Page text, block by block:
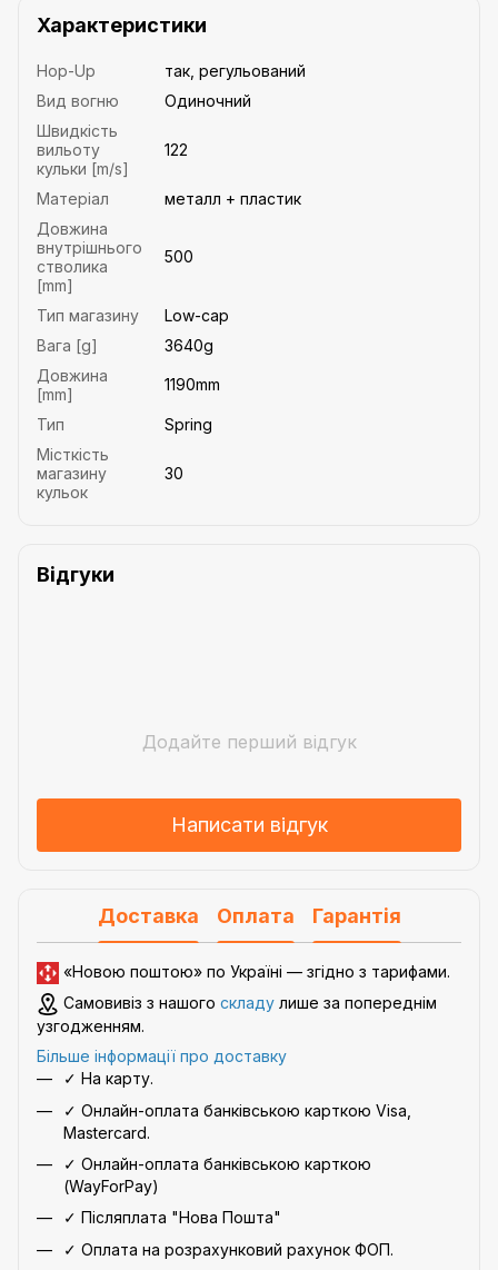
Характеристики
Hop-Up
так, регульований
Вид вогню
Одиночний
Швидкість
вильоту
кульки [m/s]
122
Матеріал
металл + пластик
Довжина
внутрішнього
стволика
[mm]
500
Тип магазину
Low-cap
Вага [g]
3640g
Довжина
[mm]
1190mm
Тип
Spring
Місткість
магазину
кульок
30
Відгуки
Додайте перший відгук
Написати відгук
Доставка Оплата Гарантія
«Новою поштою» по Україні — згідно з тарифами.
Самовивіз з нашого складу лише за попереднім
узгодженням.
Більше інформації про доставку
✓ На карту.
✓ Онлайн-оплата банківською карткою Visa,
Mastercard.
✓ Онлайн-оплата банківською карткою
(WayForPay)
✓ Післяплата "Нова Пошта"
✓ Оплата на розрахунковий рахунок ФОП.